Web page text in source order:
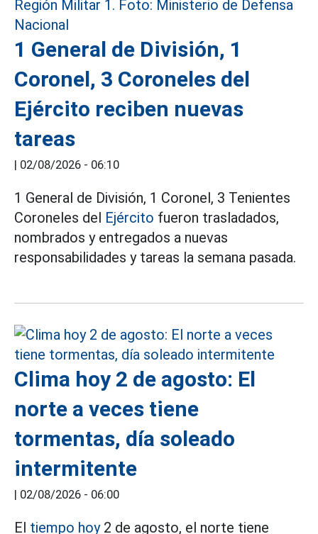
1 General de División, 1
Coronel, 3 Coroneles del
Ejército reciben nuevas
tareas
| 02/08/2026 - 06:10
1 General de División, 1 Coronel, 3 Tenientes
Coroneles del Ejército fueron trasladados,
nombrados y entregados a nuevas
responsabilidades y tareas la semana pasada.
Clima hoy 2 de agosto: El
norte a veces tiene
tormentas, día soleado
intermitente
| 02/08/2026 - 06:00
El tiempo hoy2 de agosto, el norte tiene